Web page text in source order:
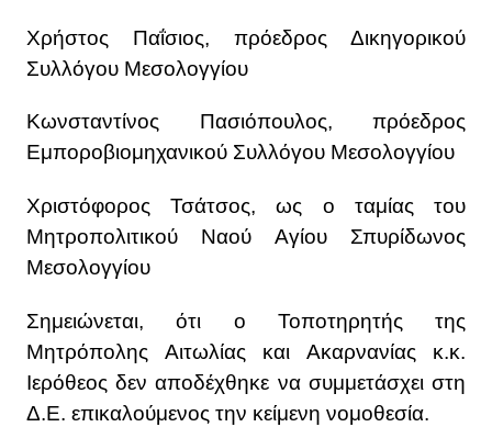
Χρήστος Παΐσιος, πρόεδρος Δικηγορικού
Συλλόγου Μεσολογγίου
Κωνσταντίνος Πασιόπουλος, πρόεδρος
Εμποροβιομηχανικού Συλλόγου Μεσολογγίου
Χριστόφορος Τσάτσος, ως ο ταμίας του
Μητροπολιτικού Ναού Αγίου Σπυρίδωνος
Μεσολογγίου
Σημειώνεται, ότι ο Τοποτηρητής της
Μητρόπολης Αιτωλίας και Ακαρνανίας κ.κ.
Ιερόθεος δεν αποδέχθηκε να συμμετάσχει στη
Δ.Ε. επικαλούμενος την κείμενη νομοθεσία.